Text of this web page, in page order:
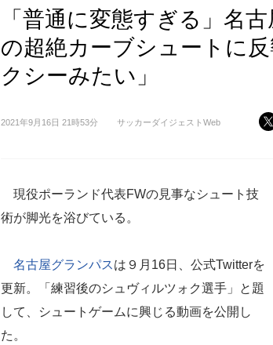
「普通に変態すぎる」名
の超絶カーブシュートに
クシーみたい」
2021年9月16日 21時53分 サッカーダイジェストWeb
現役ポーランド代表FWの見事なシュート技
術が脚光を浴びている。
名古屋グランパスは９月16日、公式Twitterを
更新。「練習後のシュヴィルツォク選手」と題
して、シュートゲームに興じる動画を公開し
た。